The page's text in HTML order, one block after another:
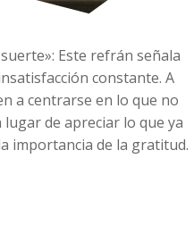
Este refrán señala
constante. A
a centrarse en lo que no
de apreciar lo que ya
importancia de la gratitud.